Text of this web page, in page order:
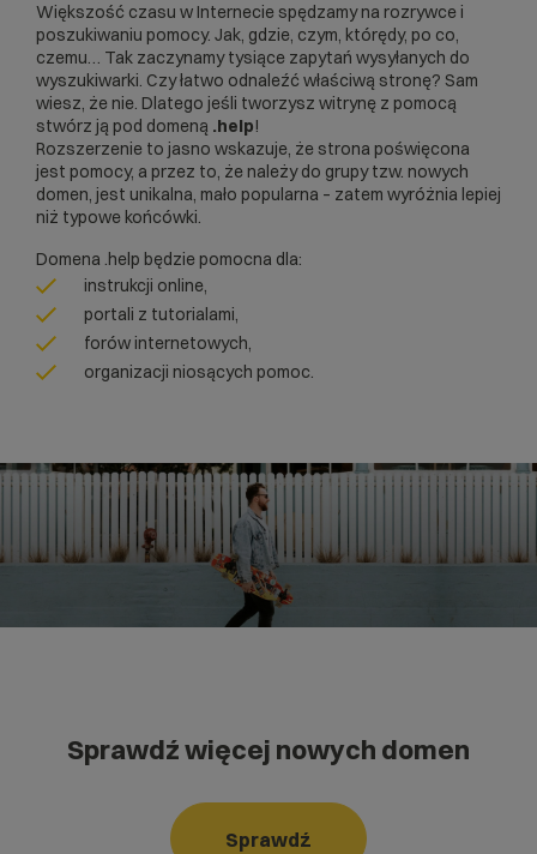
Większość czasu w Internecie spędzamy na rozrywce i
poszukiwaniu pomocy. Jak, gdzie, czym, którędy, po co,
czemu… Tak zaczynamy tysiące zapytań wysyłanych do
wyszukiwarki. Czy łatwo odnaleźć właściwą stronę? Sam
wiesz, że nie. Dlatego jeśli tworzysz witrynę z pomocą
stwórz ją pod domeną .help!
Rozszerzenie to jasno wskazuje, że strona poświęcona
jest pomocy, a przez to, że należy do grupy tzw. nowych
domen, jest unikalna, mało popularna – zatem wyróżnia lepiej
niż typowe końcówki.
Domena .help będzie pomocna dla:
instrukcji online,
portali z tutorialami,
forów internetowych,
organizacji niosących pomoc.
Sprawdź więcej nowych domen
Sprawdź